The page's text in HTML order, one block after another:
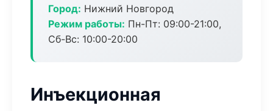
Город: Нижний Новгород
Режим работы: Пн-Пт: 09:00-21:00,
Сб-Вс: 10:00-20:00
Инъекционная